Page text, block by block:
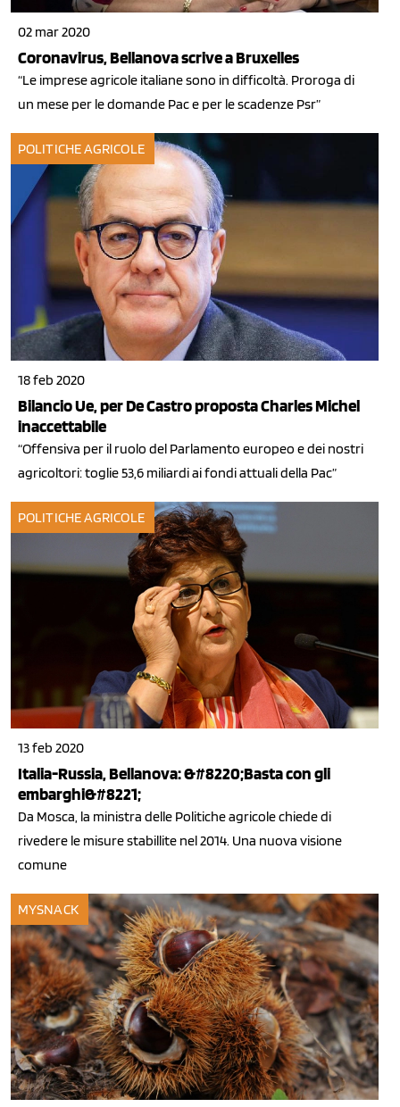
02 mar 2020
Coronavirus, Bellanova scrive a Bruxelles
“Le imprese agricole italiane sono in difficoltà. Proroga di
un mese per le domande Pac e per le scadenze Psr”
POLITICHE AGRICOLE
18 feb 2020
Bilancio Ue, per De Castro proposta Charles Michel
inaccettabile
“Offensiva per il ruolo del Parlamento europeo e dei nostri
agricoltori: toglie 53,6 miliardi ai fondi attuali della Pac”
POLITICHE AGRICOLE
13 feb 2020
Italia-Russia, Bellanova: &#8220;Basta con gli
embarghi&#8221;
Da Mosca, la ministra delle Politiche agricole chiede di
rivedere le misure stabillite nel 2014. Una nuova visione
comune
MYSNACK